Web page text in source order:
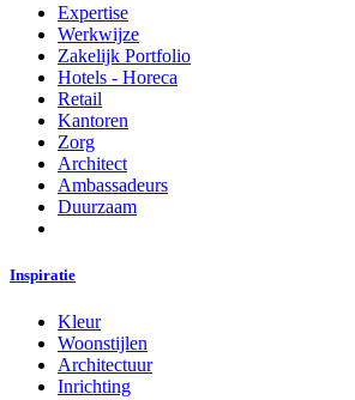
Expertise
Werkwijze
Zakelijk Portfolio
Hotels - Horeca
Retail
Kantoren
Zorg
Architect
Ambassadeurs
Duurzaam
Inspiratie
Kleur
Woonstijlen
Architectuur
Inrichting